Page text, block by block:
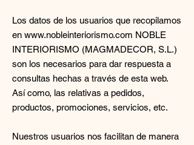
Los datos de los usuarios que recopilamos
en www.nobleinteriorismo.com NOBLE
INTERIORISMO (MAGMADECOR, S.L.)
son los necesarios para dar respuesta a
consultas hechas a través de esta web.
Así como, las relativas a pedidos,
productos, promociones, servicios, etc.
Nuestros usuarios nos facilitan de manera